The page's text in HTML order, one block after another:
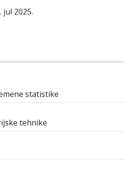
jul 2025.
statistike
tehnike